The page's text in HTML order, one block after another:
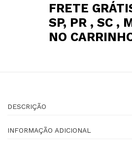
FRETE
SP, PR , SC ,
NO
DESCRIÇÃO
INFORMAÇÃO ADICIONAL